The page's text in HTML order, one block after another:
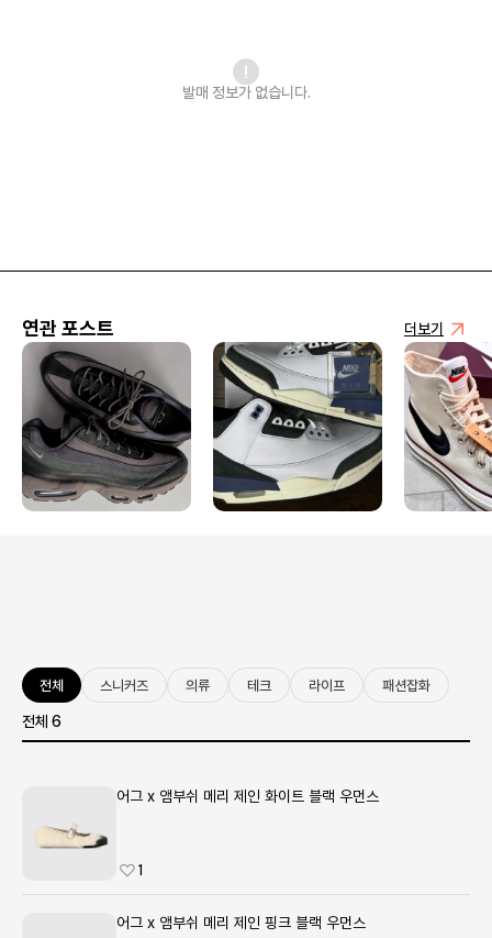
발매 정보가 없습니다.
연관 포스트 더보기
전체 스니커즈 의류 테크 라이프 패션잡화
전체 6
어그 x 앰부쉬 메리 제인 화이트 블랙 우먼스
1
어그 x 앰부쉬 메리 제인 핑크 블랙 우먼스